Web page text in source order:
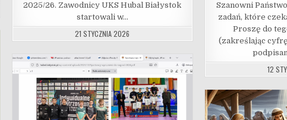
2025/26. Zawodnicy UKS Hubal Białystok
startowali w…
21 STYCZNIA 2026
Szanowni
zadań, które
Proszę do
(zakreślając
12